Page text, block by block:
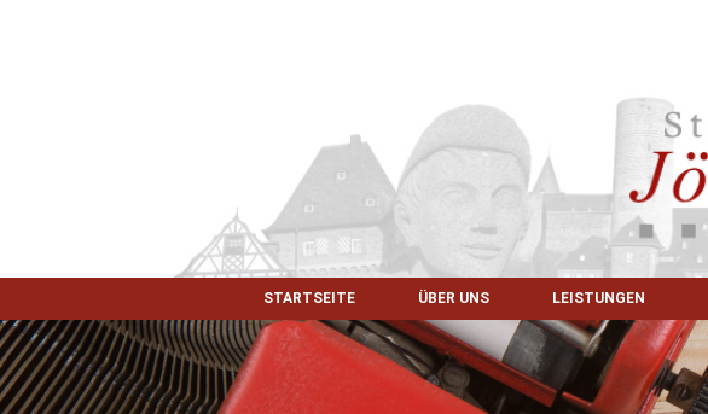
STARTSEITE ÜBER UNS LEISTUNGEN